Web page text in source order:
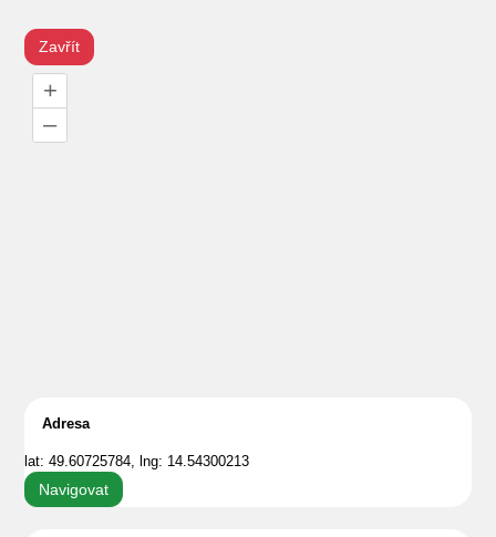
Zavřít
+
–
Adresa
lat: 49.60725784, lng: 14.54300213
Navigovat